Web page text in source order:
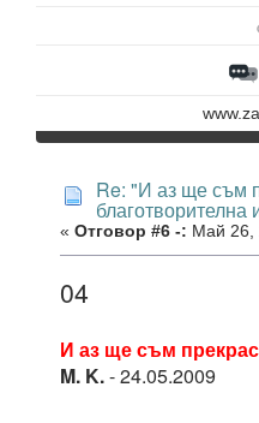
Re: "И аз ще съм
« Отговор #6 -: Май 26,
04
И аз ще съм
M. K.- 24.05.2009